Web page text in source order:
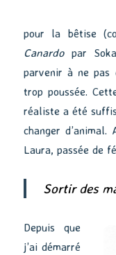
pour la bêtise
Canardopar
parvenir à ne pas
trop poussée.
réaliste a été
changer
Laura, passée de
Sortir des
Depuis que
j’ai démarré